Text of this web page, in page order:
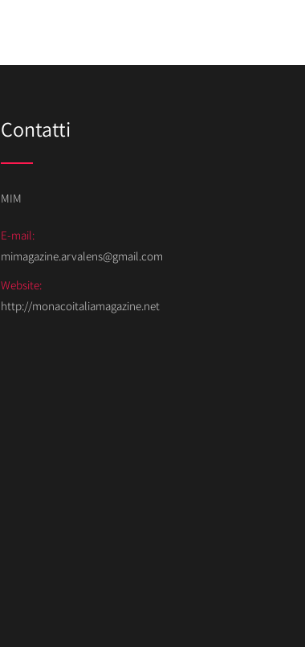
Contatti
MIM
E-mail:
mimagazine.arvalens@gmail.com
Website:
http://monacoitaliamagazine.net